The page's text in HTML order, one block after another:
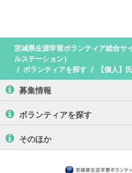
茨城県生涯学習ボランティア総合
ルステーション）
ボランティアを探す
【個人】
募集情報
ボランティアを探す
そのほか